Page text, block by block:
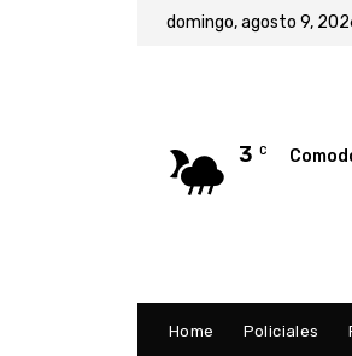
domingo, agosto 9,
3 C
Home Policiales